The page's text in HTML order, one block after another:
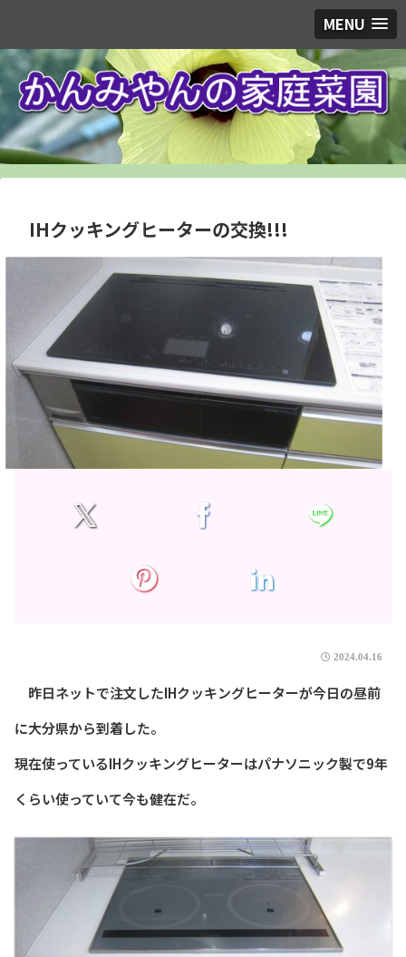
MENU
IHクッキングヒーターの交換!!!
2024.04.16
昨日ネットで注文したIHクッキングヒーターが今日の昼前
に大分県から到着した。
現在使っているIHクッキングヒーターはパナソニック製で9年
くらい使っていて今も健在だ。